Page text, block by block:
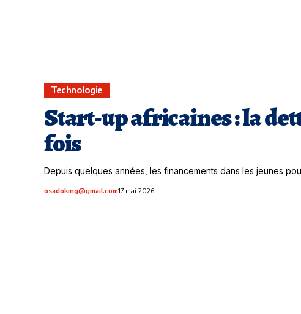
Technologie
Start-up africaines : la
fois
Depuis quelques années, les financements dans les jeunes
osadoking@gmail.com17 mai 2026